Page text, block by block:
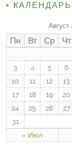
Август
Пн Вт Ср Чт
« Июл
3
4 5 6
10
11 12 13
17
18 19 20
24
25 26 27
31